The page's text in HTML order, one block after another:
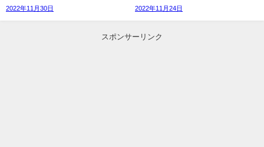
2022年11月30日 2022年11月24日
スポンサーリンク